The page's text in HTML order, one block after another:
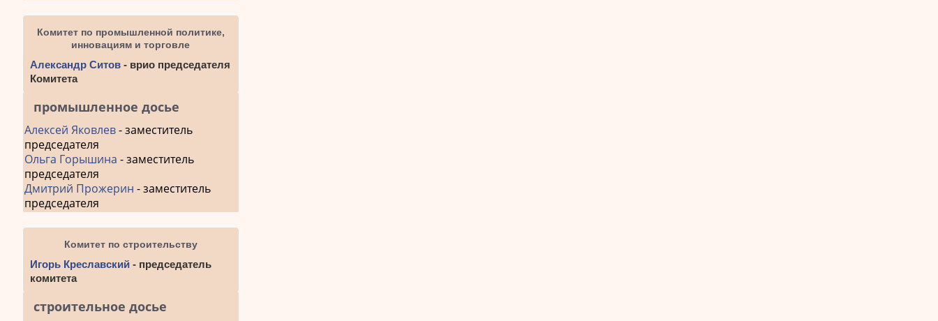
Комитет по промышленной политике,
инновациям и торговле
Александр Ситов - врио председателя
Комитета
промышленное досье
Алексей Яковлев- заместитель
председателя
Ольга Горышина - заместитель
председателя
Дмитрий Прожерин - заместитель
председателя
Комитет по строительству
Игорь Креславский - председатель
комитета
строительное досье